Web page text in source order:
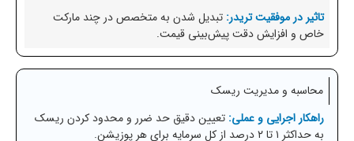
تبدیل شدن به متخصص در چند مارکت
خاص و افزایش دقت پیش‌بینی قیمت.
محاسبه و مدیریت ریسک
تعیین دقیق حد ضرر و محدود کردن ریسک
به حداکثر ۱ تا ۲ درصد از کل سرمایه برای هر پوزیشن.